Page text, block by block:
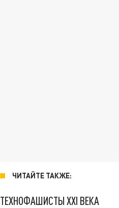
ЧИТАЙТЕ ТАКЖЕ:
ТЕХНОФАШИСТЫ XXI ВЕКА